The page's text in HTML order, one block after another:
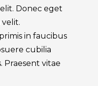
Donec eget
in faucibus
cubilia
Praesent vitae